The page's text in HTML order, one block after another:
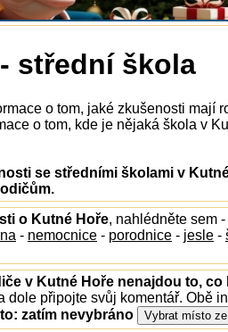
střední škola
o tom, jaké zkušenosti mají
o tom, kde je nějaká škola v
se středními školami v
o Kutné Hoře, nahlédněte sem
- nemocnice - porodnice - jesle -
v Kutné Hoře nenajdou to, co
dole připojte svůj komentář. Obě
zatím nevybráno